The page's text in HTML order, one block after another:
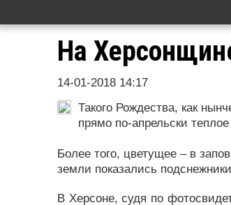
На
14-01-2018 14:17
Такого Рождества, как
прямо по-апрельски теплое
Более того, цветущее – в
земли показались
В Херсоне, судя по